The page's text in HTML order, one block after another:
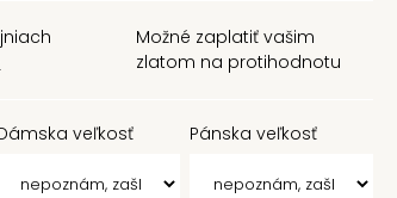
Možné zaplatiť vašim
zlatom na protihodnotu
veľkosť Pánska veľkosť